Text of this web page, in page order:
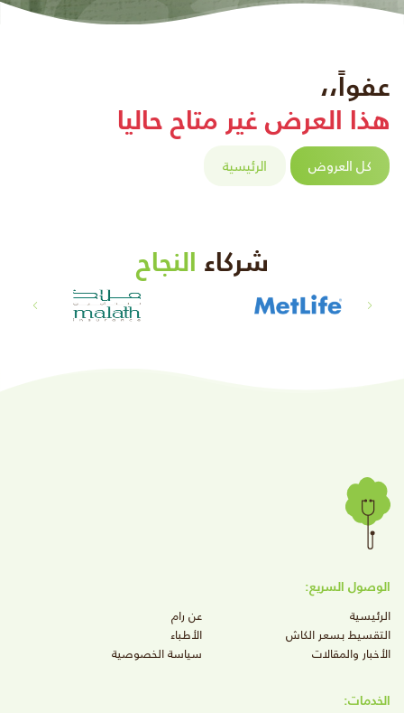
عفواً،،
هذا العرض غير متاح حاليا
كل العروض الرئيسية
شركاء النجاح
الوصول السريع:
الرئيسية
عن رام
التقسيط بسعر الكاش
الأطباء
الأخبار والمقالات
سياسة الخصوصية
الخدمات: